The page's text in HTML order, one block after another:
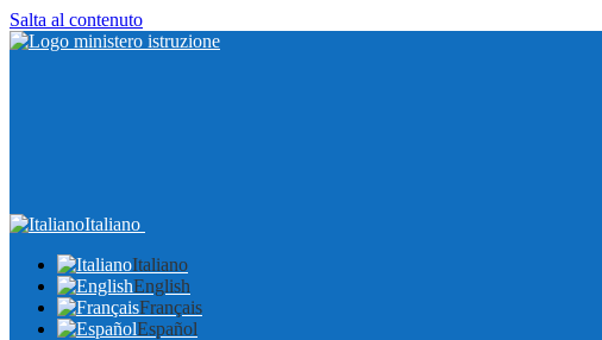
Salta al contenuto
Italiano
Italiano
English
Français
Español